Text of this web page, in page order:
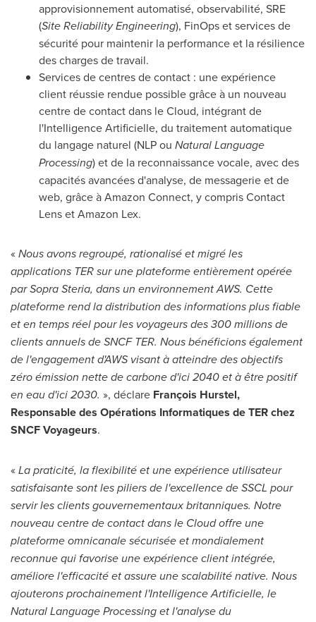
approvisionnement automatisé, observabilité, SRE
(Site Reliability Engineering), FinOps et services de
sécurité pour maintenir la performance et la résilience
des charges de travail.
Services de centres de contact : une expérience
client réussie rendue possible grâce à un nouveau
centre de contact dans le Cloud, intégrant de
l'Intelligence Artificielle, du traitement automatique
du langage naturel (NLP ou Natural Language
Processing) et de la reconnaissance vocale, avec des
capacités avancées d'analyse, de messagerie et de
web, grâce à Amazon Connect, y compris Contact
Lens et Amazon Lex.
«Nous avons regroupé, rationalisé et migré les
applications TER sur une plateforme entièrement opérée
par Sopra Steria, dans un environnement AWS. Cette
plateforme rend la distribution des informations plus fiable
et en temps réel pour les voyageurs des 300 millions de
clients annuels de SNCF TER. Nous bénéficions également
de l'engagement d'AWS visant à atteindre des objectifs
zéro émission nette de carbone d'ici2040 età être positif
en eau d'ici 2030. », déclare François Hurstel,
Responsable des Opérations Informatiques de TER chez
SNCF Voyageurs.
«La praticité, la flexibilité et une expérience utilisateur
satisfaisante sont les piliers de l'excellence de SSCL pour
servir les clients gouvernementaux britanniques. Notre
nouveau centre de contact dans le Cloud offre une
plateforme omnicanale sécurisée et mondialement
reconnue qui favorise une expérience client intégrée,
améliore l'efficacité et assure une scalabilité native. Nous
ajouterons prochainement l'Intelligence Artificielle, le
Natural Language Processing et l'analyse du